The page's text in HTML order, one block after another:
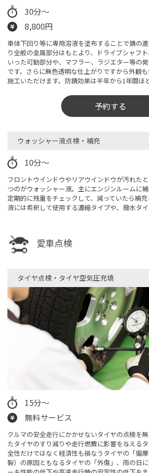
30分～
8,800円
車体下回り等に専用溶液を塗布することで錆の
り全般の金属部分はもとより、ドライブシャフ
いった可動部分や、マフラー、ラジエター等の
です。さらに無色透明な仕上がりですから外観
施工いただけます。防錆効果は半年から1年間ほ
予約する
ウォッシャー液点検・補充
10分～
フロントウインドウやリアウインドウが汚れた
つのがウォッシャー液。主にエンジンルームに補
定期的に残量をチェックして、減っていたら補
液には希釈して使用する濃縮タイプや、撥水タイ
愛車点検
タイヤ点検・タイヤ空気圧充填​
15分～
無料サービス
クルマの安全走行にかかせないタイヤの点検を
たタイヤのすり減りや走行燃費に影響を与える
全性だけではなく経済性も損なうタイヤの「偏
裂）の原因ともなるタイヤの「外傷」、雨の日